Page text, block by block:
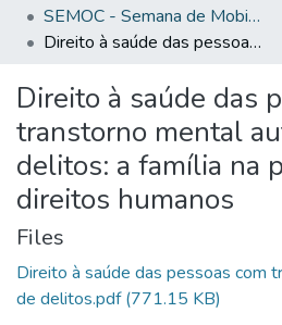
All of DSpace
Statistics
SEMOC - Semana de Mobilização Científica
Direito à saúde das pessoas com transtorno mental autoras de delitos: a família na perspectiva dos direitos humanos
Direito à saúde das
transtorno mental
delitos: a família na
direitos humanos
Files
Direito à saúde das pessoas com
de delitos.pdf(771.15 KB)